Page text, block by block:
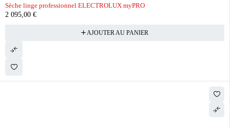
Sèche linge professionnel ELECTROLUX myPRO
2 095,00 €
AJOUTER AU PANIER